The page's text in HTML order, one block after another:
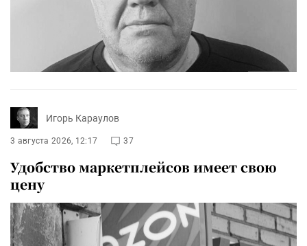
Игорь Караулов
3 августа 2026, 12:17 37
Удобство маркетплейсов имеет свою
цену